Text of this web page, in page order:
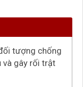
tượng chống
và gây rối trật